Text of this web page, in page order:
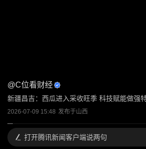
@C位看财经
新疆昌吉：西瓜进入采收旺季 科技赋能做强
2026-07-09 15:48 发布于山西
打开腾讯新闻客户端说两句